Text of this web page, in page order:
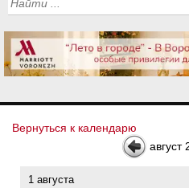
Вернуться к календарю
август
1 августа